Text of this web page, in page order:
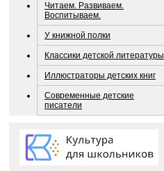
Читаем. Развиваем.
Воспитываем.
У книжной полки
Классики детской литературы
Иллюстраторы детских книг
Современные детские
писатели